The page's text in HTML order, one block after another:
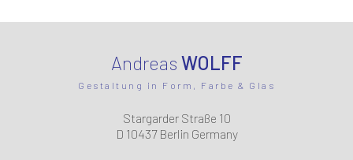
Andreas WOLFF
Gestaltung in Form, Farbe & Glas
Stargarder Straße 10
D 10437 Berlin Germany